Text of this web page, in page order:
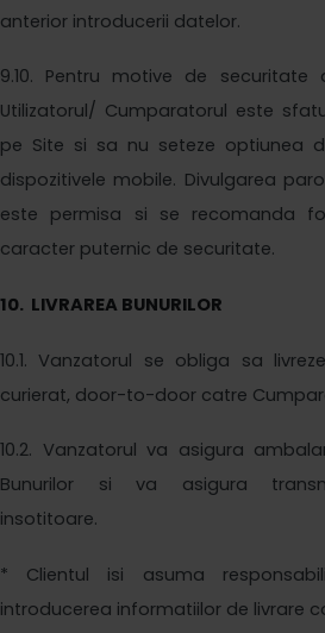
anterior introducerii datelor.
9.10. Pentru motive de securitate
Utilizatorul/ Cumparatorul este
pe Site si sa nu seteze optiunea
dispozitivele mobile. Divulgarea
este permisa si se recomanda
caracter puternic de securitate.
10. LIVRAREA BUNURILOR
10.1. Vanzatorul se obliga sa
curierat, door-to-door catre
10.2. Vanzatorul va asigura
Bunurilor si va asigura
insotitoare.
* Clientul isi asuma
introducerea informatiilor de livrare